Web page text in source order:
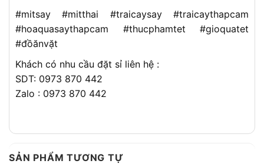
#mitsay #mitthai #traicaysay #traicaythapcam
#hoaquasaythapcam #thucphamtet #gioquatet
#đồănvặt
Khách có nhu cầu đặt sỉ liên hệ :
SDT: 0973 870 442
Zalo : 0973 870 442
SẢN PHẨM TƯƠNG TỰ